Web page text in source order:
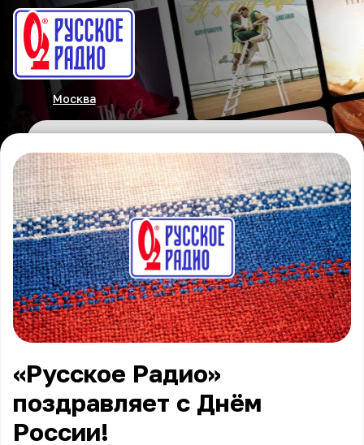
Москва
«Русское Радио»
поздравляет с Днём
России!